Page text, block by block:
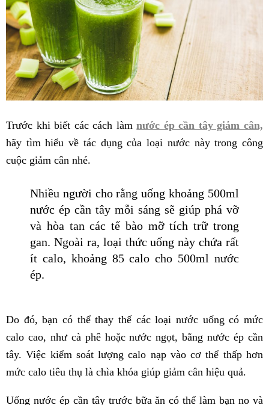
Trước khi biết các cách làmnước ép cần tây giảm cân,
hãy tìm hiểu về tác dụng của loại nước này trong công
cuộc giảm cân nhé.
Nhiều người cho rằng uống khoảng 500ml
nước ép cần tây mỗi sáng sẽ giúp phá vỡ
và hòa tan các tế bào mỡ tích trữ trong
gan. Ngoài ra, loại thức uống này chứa rất
ít calo, khoảng 85 calo cho 500ml nước
ép.
Do đó, bạn có thể thay thế các loại nước uống có mức
calo cao, như cà phê hoặc nước ngọt, bằng nước ép cần
tây. Việc kiểm soát lượng calo nạp vào cơ thể thấp hơn
mức calo tiêu thụ là chìa khóa giúp giảm cân hiệu quả.
Uống nước ép cần tây trước bữa ăn có thể làm bạn no và